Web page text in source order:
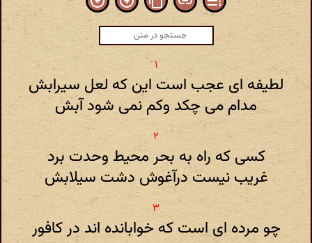
لطیفه ای عجب است این که لعل سیرابش
مدام می چکد وکم نمی شود آبش
کسی که راه به بحر محیط وحدت برد
غریب نیست درآغوش دشت سیلابش
چو مرده ای است که خوابانده اند در کافور